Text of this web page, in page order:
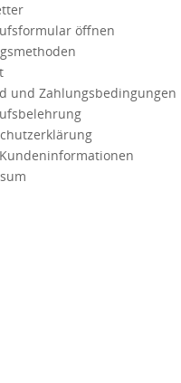
öffnen
und Zahlungsbedingungen